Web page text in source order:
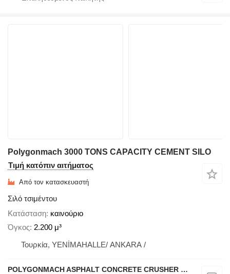
Polygonmach 3000 TONS CAPACITY CEMENT SILO
Τιμή κατόπιν αιτήματος
Από τον κατασκευαστή
Σιλό τσιμέντου
Κατάσταση καινούριο
Όγκος 2.200 μ³
Τουρκία, YENİMAHALLE/ ANKARA /
POLYGONMACH ASPHALT CONCRETE CRUSHER SYSTEMS